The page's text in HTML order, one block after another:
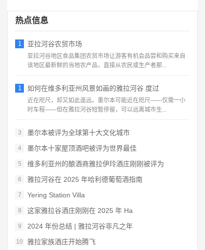
热点信息
1 亚拉河谷农贸市场
亚拉河谷地区食品集团农贸市场让游客有机会品尝和购买来自
该地区最新鲜的当地农产品，直接从农民或生产者那...
1 如何在维多利亚州风景如画的雅拉河谷 度过
近在咫尺，却又如此遥远。墨尔本可能近在咫尺——仅需一小
时车程——但在雅拉河谷短暂停留，可以远离城市生...
3 墨尔本被评为全球第十大文化城市
4 墨尔本十家屋顶酒吧被评为世界最佳
5 维多利亚州的酿酒商雅拉伊玲酒庄刚刚被评为
6 雅拉河谷在 2025 年哈利德葡萄酒指南
7 Yering Station Villa
8 这家雅拉谷酒庄刚刚在 2025 年 Ha
9 2024 年份总结 | 雅拉河谷非凡之年
10 雅拉家族酒庄开始腾飞